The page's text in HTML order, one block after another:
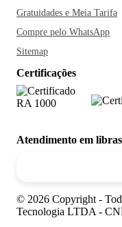
Gratuidades e Meia Tarifa
Compre pelo WhatsApp
Sitemap
Certificações
Atendimento em libras
© 2026 Copyright -
Tecnologia LTDA -